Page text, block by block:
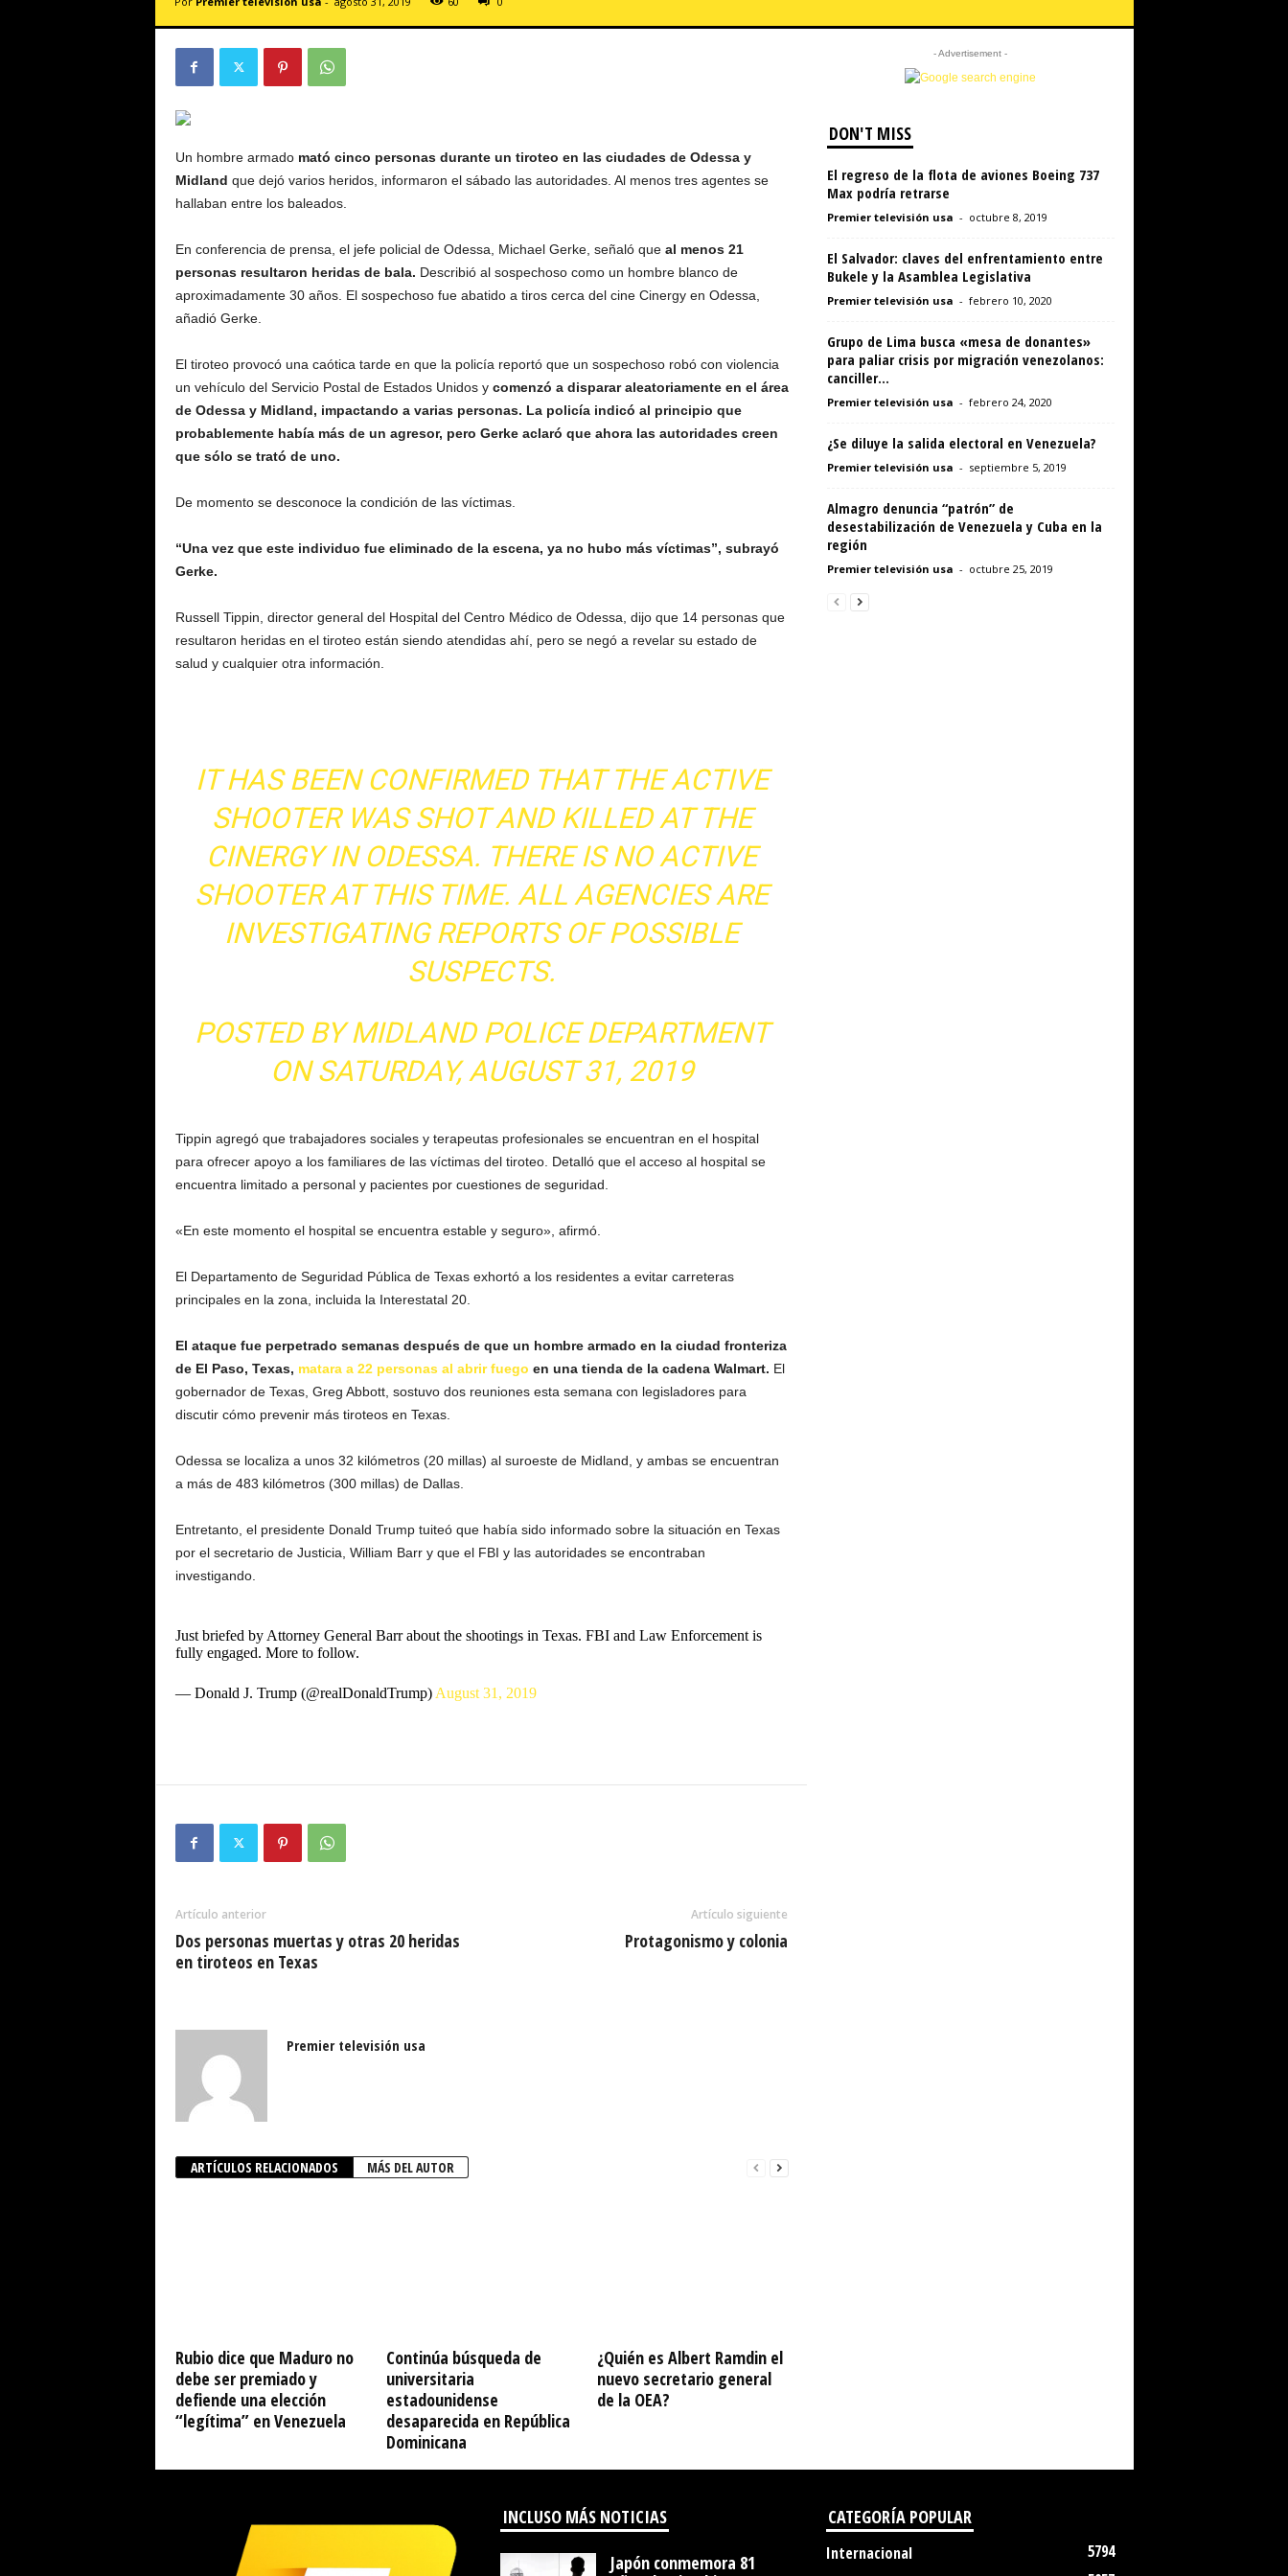
Un hombre armado mató cinco personas durante un tiroteo en las ciudades de Odessa y
Midland que dejó varios heridos, informaron el sábado las autoridades. Al menos tres agentes se
hallaban entre los baleados.
En conferencia de prensa, el jefe policial de Odessa, Michael Gerke, señaló que al menos 21
personas resultaron heridas de bala. Describió al sospechoso como un hombre blanco de
aproximadamente 30 años. El sospechoso fue abatido a tiros cerca del cine Cinergy en Odessa,
añadió Gerke.
El tiroteo provocó una caótica tarde en que la policía reportó que un sospechoso robó con violencia
un vehículo del Servicio Postal de Estados Unidos y comenzó a disparar aleatoriamente en el área
de Odessa y Midland, impactando a varias personas. La policía indicó al principio que
probablemente había más de un agresor, pero Gerke aclaró que ahora las autoridades creen
que sólo se trató de uno.
De momento se desconoce la condición de las víctimas.
“Una vez que este individuo fue eliminado de la escena, ya no hubo más víctimas”, subrayó
Gerke.
Russell Tippin, director general del Hospital del Centro Médico de Odessa, dijo que 14 personas que
resultaron heridas en el tiroteo están siendo atendidas ahí, pero se negó a revelar su estado de
salud y cualquier otra información.
IT HAS BEEN CONFIRMED THAT THE ACTIVE
SHOOTER WAS SHOT AND KILLED AT THE
CINERGY IN ODESSA. THERE IS NO ACTIVE
SHOOTER AT THIS TIME. ALL AGENCIES ARE
INVESTIGATING REPORTS OF POSSIBLE
SUSPECTS.
POSTED BYMIDLAND POLICE DEPARTMENT
ONSATURDAY, AUGUST 31, 2019
Tippin agregó que trabajadores sociales y terapeutas profesionales se encuentran en el hospital
para ofrecer apoyo a los familiares de las víctimas del tiroteo. Detalló que el acceso al hospital se
encuentra limitado a personal y pacientes por cuestiones de seguridad.
«En este momento el hospital se encuentra estable y seguro», afirmó.
El Departamento de Seguridad Pública de Texas exhortó a los residentes a evitar carreteras
principales en la zona, incluida la Interestatal 20.
El ataque fue perpetrado semanas después de que un hombre armado en la ciudad fronteriza
de El Paso, Texas, matara a 22 personas al abrir fuego en una tienda de la cadena Walmart. El
gobernador de Texas, Greg Abbott, sostuvo dos reuniones esta semana con legisladores para
discutir cómo prevenir más tiroteos en Texas.
Odessa se localiza a unos 32 kilómetros (20 millas) al suroeste de Midland, y ambas se encuentran
a más de 483 kilómetros (300 millas) de Dallas.
Entretanto, el presidente Donald Trump tuiteó que había sido informado sobre la situación en Texas
por el secretario de Justicia, William Barr y que el FBI y las autoridades se encontraban
investigando.
Just briefed by Attorney General Barr about the shootings in Texas. FBI and Law Enforcement is
fully engaged. More to follow.
— Donald J. Trump (@realDonaldTrump) August 31, 2019
Artículo anterior
Dos personas muertas y otras 20 heridas
en tiroteos en Texas
Artículo siguiente
Protagonismo y colonia
Premier televisión usa
ARTÍCULOS RELACIONADOS MÁS DEL AUTOR
Rubio dice que Maduro no
debe ser premiado y
defiende una elección
“legítima” en Venezuela
Continúa búsqueda de
universitaria
estadounidense
desaparecida en República
Dominicana
¿Quién es Albert Ramdin el
nuevo secretario general
de la OEA?
- Advertisement -
DON'T MISS
El regreso de la flota de aviones Boeing 737
Max podría retrarse
Premier televisión usa - octubre 8, 2019
El Salvador: claves del enfrentamiento entre
Bukele y la Asamblea Legislativa
Premier televisión usa - febrero 10, 2020
Grupo de Lima busca «mesa de donantes»
para paliar crisis por migración venezolanos:
canciller...
Premier televisión usa - febrero 24, 2020
¿Se diluye la salida electoral en Venezuela?
Premier televisión usa - septiembre 5, 2019
Almagro denuncia “patrón” de
desestabilización de Venezuela y Cuba en la
región
Premier televisión usa - octubre 25, 2019
INCLUSO MÁS NOTICIAS
Japón conmemora 81
CATEGORÍA POPULAR
Internacional
5794